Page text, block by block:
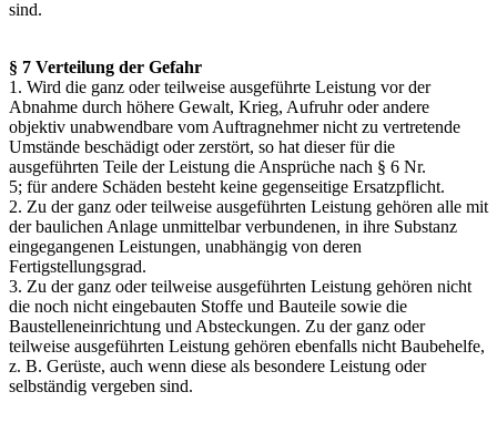
sind.
§ 7 Verteilung der Gefahr
1. Wird die ganz oder teilweise ausgeführte Leistung vor der
Abnahme durch höhere Gewalt, Krieg, Aufruhr oder andere
objektiv unabwendbare vom Auftragnehmer nicht zu vertretende
Umstände beschädigt oder zerstört, so hat dieser für die
ausgeführten Teile der Leistung die Ansprüche nach § 6 Nr.
5; für andere Schäden besteht keine gegenseitige Ersatzpflicht.
2. Zu der ganz oder teilweise ausgeführten Leistung gehören alle mit
der baulichen Anlage unmittelbar verbundenen, in ihre Substanz
eingegangenen Leistungen, unabhängig von deren
Fertigstellungsgrad.
3. Zu der ganz oder teilweise ausgeführten Leistung gehören nicht
die noch nicht eingebauten Stoffe und Bauteile sowie die
Baustelleneinrichtung und Absteckungen. Zu der ganz oder
teilweise ausgeführten Leistung gehören ebenfalls nicht Baubehelfe,
z. B. Gerüste, auch wenn diese als besondere Leistung oder
selbständig vergeben sind.